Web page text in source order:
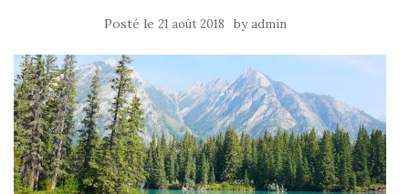
Posté le 21 août 2018 byadmin